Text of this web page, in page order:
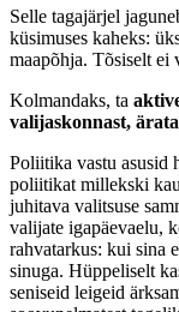
Selle tagajärjel
küsimuses kaheks:
maapõhja. Tõsiselt ei
Kolmandaks, ta
valijaskonnast,
Poliitika vastu asusid
poliitikat millekski
juhitava valitsuse
valijate igapäevaelu,
rahvatarkus: kui sina
sinuga. Hüppeliselt
seniseid leigeid